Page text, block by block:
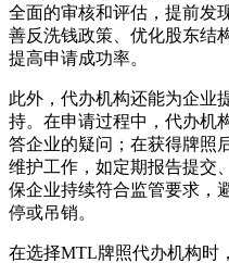
全面的审核和评估，提前发
善反洗钱政策、优化股东结
提高申请成功率。
此外，代办机构还能为企业
持。在申请过程中，代办机
答企业的疑问；在获得牌照
维护工作，如定期报告提交
保企业持续符合监管要求，
停或吊销。
在选择MTL牌照代办机构时